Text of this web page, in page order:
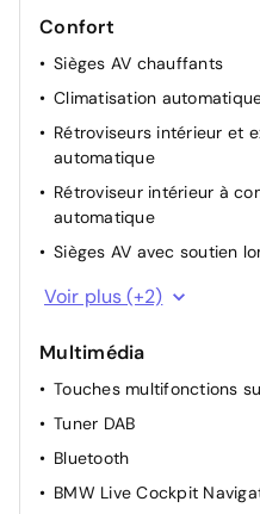
Teinte de carrosserie
Vitrage calorifuge
Confort
Sièges AV chauffants
Climatisation
Rétroviseurs intérieur et
automatique
Rétroviseur intérieur à
automatique
Sièges AV avec soutien
Kit rangement
Voir plus (+2)
Multimédia
Touches multifonctions
Tuner DAB
Bluetooth
BMW Live Cockpit